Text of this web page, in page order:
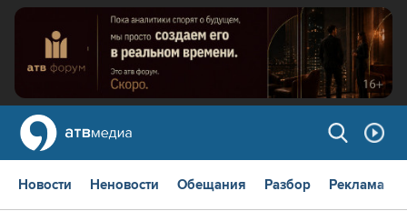
Новости Неновости Обещания Разбор Реклама